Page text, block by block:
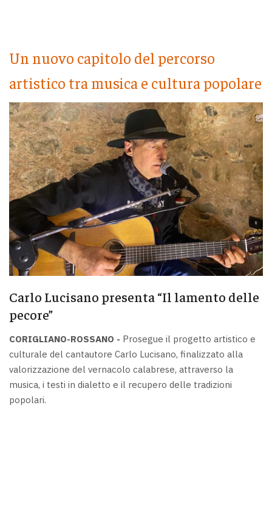
Un nuovo capitolo del percorso
artistico tra musica e cultura popolare
Carlo Lucisano presenta “Il lamento delle
pecore”
CORIGLIANO-ROSSANO - Prosegue il progetto artistico e
culturale del cantautore Carlo Lucisano, finalizzato alla
valorizzazione del vernacolo calabrese, attraverso la
musica, i testi in dialetto e il recupero delle tradizioni
popolari.